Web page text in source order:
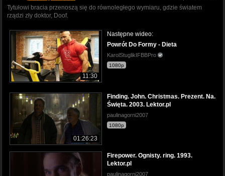
Tytułowi bracia przenoszą się do równoległego wymiaru, gdzie światem
rządzi zły doktor, Doof.
11:30
Następne wideo:
Powrót Do Formy - Dieta
KarolStuglikIFBBPro
1080p
01:26:23
Finding. John. Christmas. Prezent. Na.
Święta. 2003. Lektor.pl
paulinagorni2007
1080p
Firepower. Ognisty. ring. 1993.
Lektor.pl
paulinagorni2007